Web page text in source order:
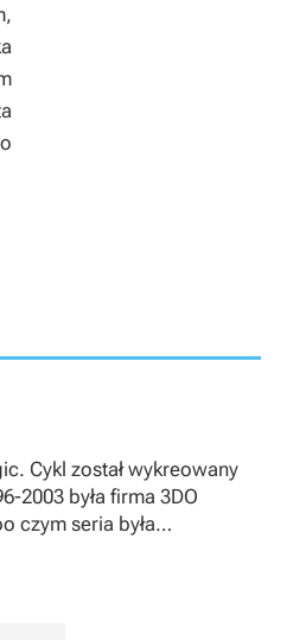
. Cykl został wykreowany
2003 była firma 3DO
czym seria była